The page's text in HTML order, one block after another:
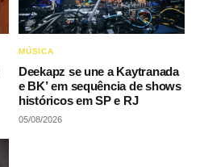
MÚSICA
Deekapz se une a Kaytranada
e BK’ em sequência de shows
históricos em SP e RJ
05/08/2026